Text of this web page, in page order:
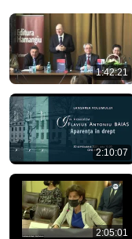
1:42:21
2:10:07
2:05:01